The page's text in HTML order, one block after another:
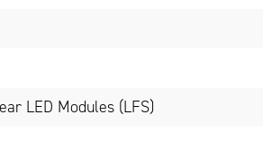
LED Modules (LFS)